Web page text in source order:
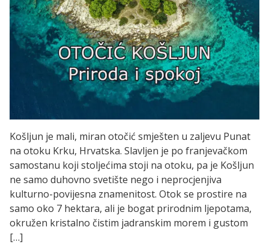
Košljun je mali, miran otočić smješten u zaljevu Punat
na otoku Krku, Hrvatska. Slavljen je po franjevačkom
samostanu koji stoljećima stoji na otoku, pa je Košljun
ne samo duhovno svetište nego i neprocjenjiva
kulturno-povijesna znamenitost. Otok se prostire na
samo oko 7 hektara, ali je bogat prirodnim ljepotama,
okružen kristalno čistim jadranskim morem i gustom
[…]